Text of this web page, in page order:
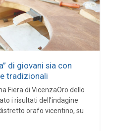
di giovani sia con
tradizionali
Fiera di VicenzaOro dello
i risultati dell’indagine
orafo vicentino, su